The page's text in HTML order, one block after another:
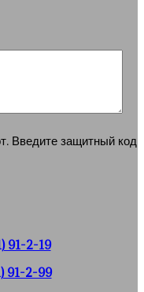
Введите защитный код
91-2-19
91-2-99